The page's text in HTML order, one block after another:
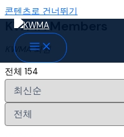
콘텐츠로 건너뛰기
KWMA Members
KWMA 회원
전체 154